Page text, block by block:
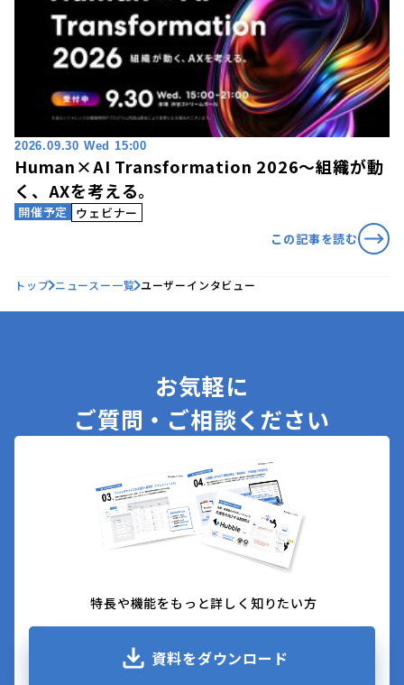
2026.09.30 Wed 15:00
Human×AI Transformation 2026〜組織が動
く、AXを考える。
開催予定
ウェビナー
この記事を読む
トップ ニュースー一覧 ユーザーインタビュー
お気軽に
ご質問・ご相談ください
特長や機能をもっと詳しく知りたい方
資料をダウンロード